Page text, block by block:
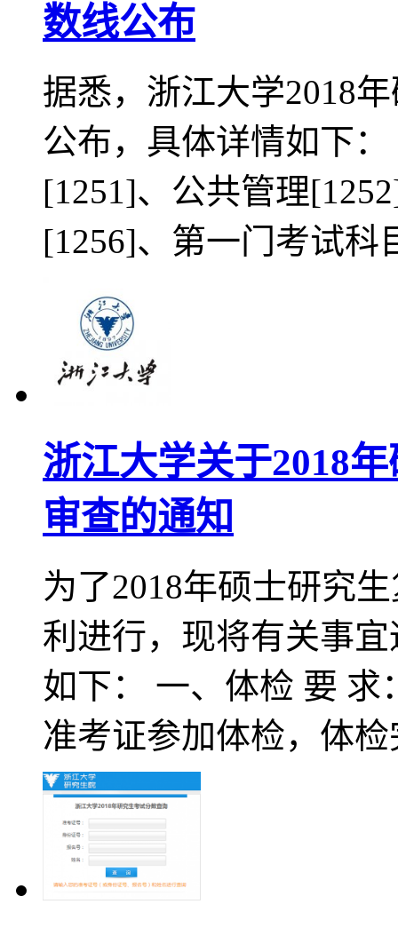
数线公布
据悉，浙江大学2018
公布，具体详情如下
[1251]、公共管理
[1256]、第一门考试科
浙江大学关于2018
审查的通知
为了2018年硕士研究
利进行，现将有关事
如下： 一、体检 要
准考证参加体检，体检